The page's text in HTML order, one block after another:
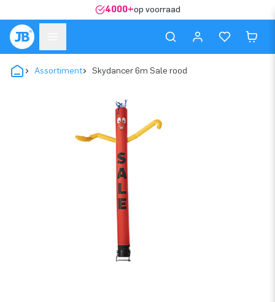
4000+op voorraad
Assortiment Skydancer 6m Sale rood